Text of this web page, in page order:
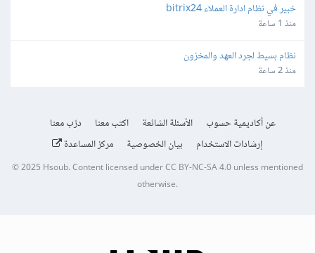
خبير في نظام ادارة العملاء bitrix24
منذ 1 ساعة
نظام بسيط لجرد العهد والمخزون
منذ 2 ساعة
عن أكاديمية حسوب الأسئلة الشائعة اكتب معنا
درّب معنا
إرشادات الاستخدام
بيان الخصوصية مركز المساعدة
© 2025 Hsoub.Content licensed underCC BY-NC-SA 4.0unless mentioned
otherwise.